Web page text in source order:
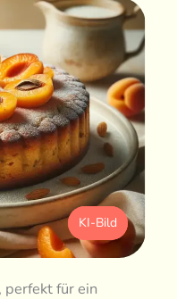
KI-Bild
perfekt für ein